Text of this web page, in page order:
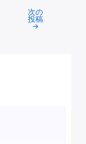
次の
投稿
→